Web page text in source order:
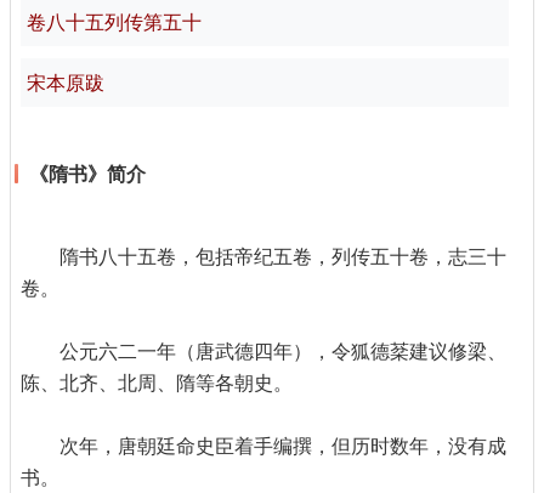
卷八十五列传第五十
宋本原跋
《隋书》简介
隋书八十五卷，包括帝纪五卷，列传五十卷，志三十
卷。
公元六二一年（唐武德四年），令狐德棻建议修梁、
陈、北齐、北周、隋等各朝史。
次年，唐朝廷命史臣着手编撰，但历时数年，没有成
书。